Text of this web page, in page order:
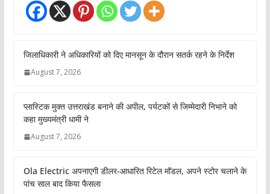
जिलाधिकारी ने अधिकारियों को दिए मानसून के दौरान सतर्क रहने के निर्देश
August 7, 2026
प्लास्टिक मुक्त उत्तराखंड बनाने की अपील, पर्यटकों से जिम्मेदारी निभाने को
कहा मुख्यमंत्री धामी ने
August 7, 2026
Ola Electric अपनाएगी डीलर-आधारित रिटेल मॉडल, अपने स्टोर चलाने के
पांच साल बाद किया फैसला